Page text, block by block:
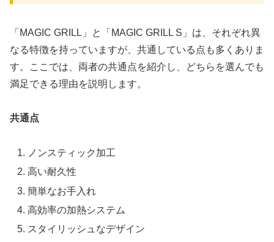
「MAGIC GRILL」と「MAGIC GRILL S」は、それぞれ異
なる特徴を持っていますが、共通している点も多くありま
す。ここでは、両者の共通点を紹介し、どちらを選んでも
満足できる理由を説明します。
共通点
ノンスティック加工
高い耐久性
簡単なお手入れ
高効率の加熱システム
スタイリッシュなデザイン